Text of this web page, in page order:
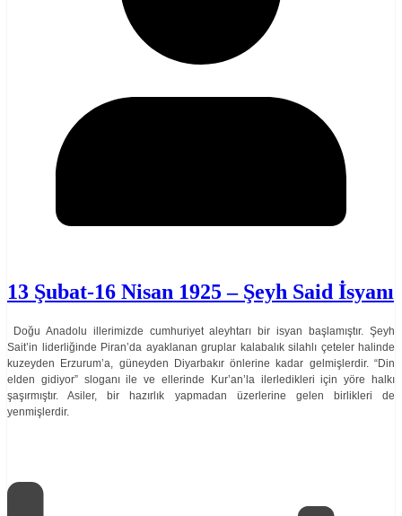
13 Şubat-16 Nisan 1925 – Şeyh Said İsyanı
Doğu Anadolu illerimizde cumhuriyet aleyhtarı bir isyan başlamıştır. Şeyh
Sait’in liderliğinde Piran’da ayaklanan gruplar kalabalık silahlı çeteler halinde
kuzeyden Erzurum’a, güneyden Diyarbakır önlerine kadar gelmişlerdir. “Din
elden gidiyor” sloganı ile ve ellerinde Kur’an’la ilerledikleri için yöre halkı
şaşırmıştır. Asiler, bir hazırlık yapmadan üzerlerine gelen birlikleri de
yenmişlerdir.